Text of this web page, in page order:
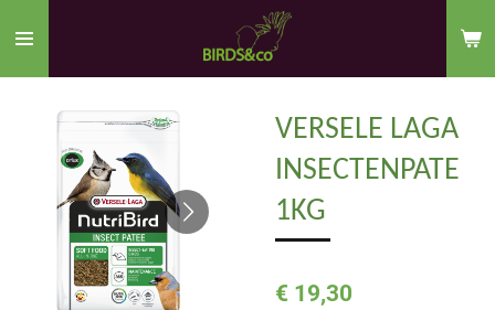
direct
naar
VERSELE LAGA
INSECTENPATE
1KG
€ 19,30